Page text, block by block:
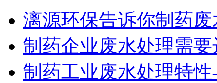
漓源环保告诉你制药
制药企业废水处理需
制药工业废水处理特